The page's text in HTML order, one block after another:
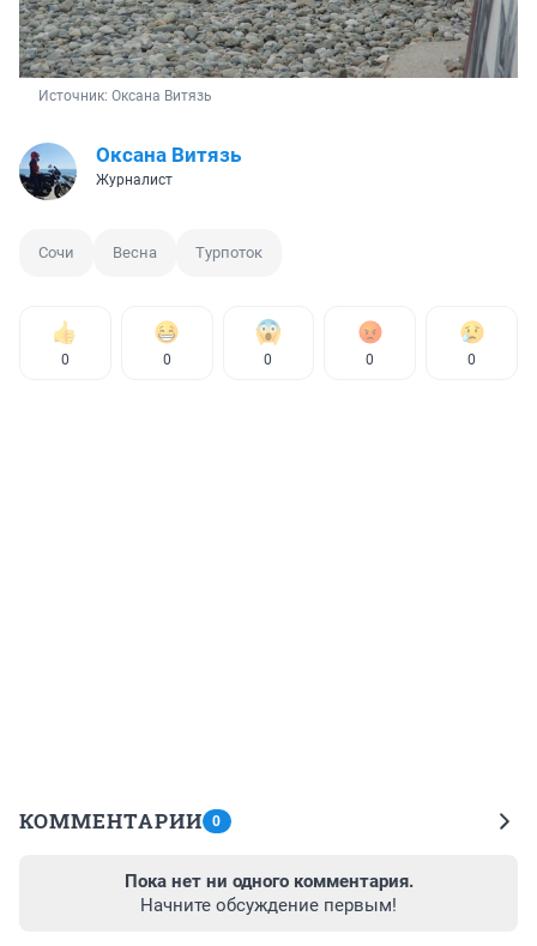
Источник: Оксана Витязь
Оксана Витязь
Журналист
Сочи Весна Турпоток
0 0 0 0 0
КОММЕНТАРИИ 0
Пока нет ни одного комментария.
Начните обсуждение первым!